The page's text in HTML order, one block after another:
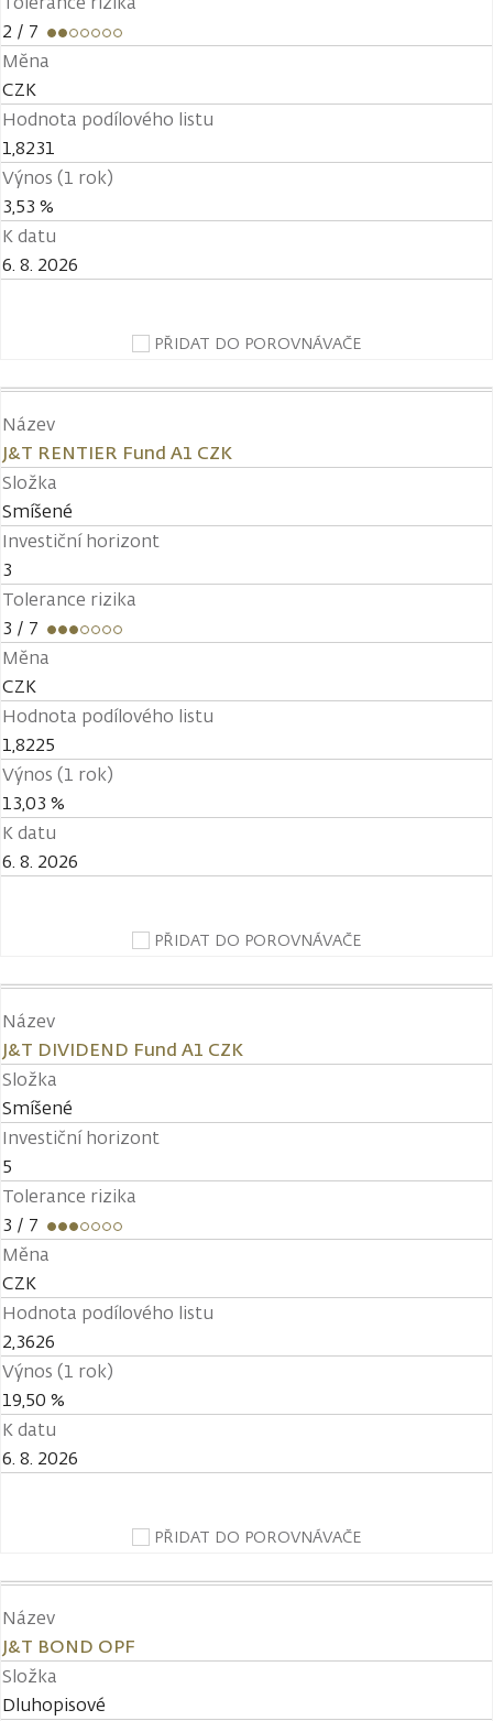
2 / 7
Měna
CZK
Hodnota podílového listu
1,8231
Výnos (1 rok)
3,53 %
K datu
6. 8. 2026
PŘIDAT DO POROVNÁVAČE
Název
J&T RENTIER Fund A1 CZK
Složka
Smíšené
Investiční horizont
3
Tolerance rizika
3 / 7
Měna
CZK
Hodnota podílového listu
1,8225
Výnos (1 rok)
13,03 %
K datu
6. 8. 2026
PŘIDAT DO POROVNÁVAČE
Název
J&T DIVIDEND Fund A1 CZK
Složka
Smíšené
Investiční horizont
5
Tolerance rizika
3 / 7
Měna
CZK
Hodnota podílového listu
2,3626
Výnos (1 rok)
19,50 %
K datu
6. 8. 2026
PŘIDAT DO POROVNÁVAČE
Název
J&T BOND OPF
Složka
Dluhopisové